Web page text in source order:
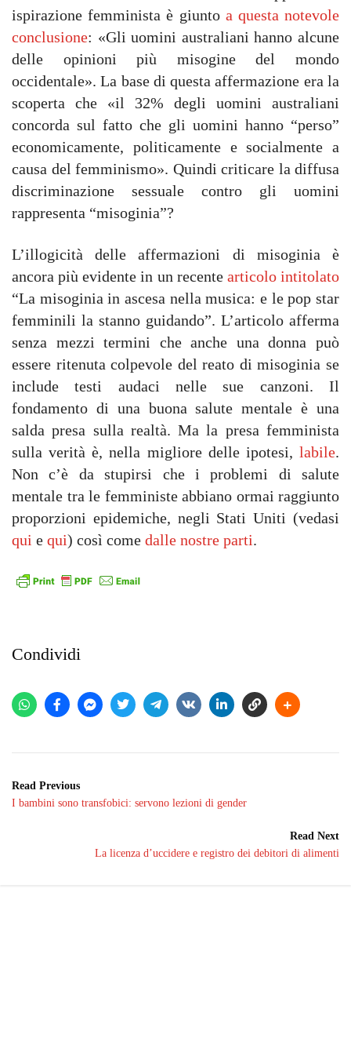
ispirazione femminista è giunto a questa notevole
conclusione: «Gli uomini australiani hanno alcune
delle opinioni più misogine del mondo
occidentale». La base di questa affermazione era la
scoperta che «il 32% degli uomini australiani
concorda sul fatto che gli uomini hanno “perso”
economicamente, politicamente e socialmente a
causa del femminismo». Quindi criticare la diffusa
discriminazione sessuale contro gli uomini
rappresenta “misoginia”?
L’illogicità delle affermazioni di misoginia è
ancora più evidente in un recente articolo intitolato
“La misoginia in ascesa nella musica: e le pop star
femminili la stanno guidando”. L’articolo afferma
senza mezzi termini che anche una donna può
essere ritenuta colpevole del reato di misoginia se
include testi audaci nelle sue canzoni. Il
fondamento di una buona salute mentale è una
salda presa sulla realtà. Ma la presa femminista
sulla verità è, nella migliore delle ipotesi, labile.
Non c’è da stupirsi che i problemi di salute
mentale tra le femministe abbiano ormai raggiunto
proporzioni epidemiche, negli Stati Uniti (vedasi
qui e qui) così come dalle nostre parti.
Condividi
Read Previous
I bambini sono transfobici: servono lezioni di gender
Read Next
La licenza d’uccidere e registro dei debitori di alimenti